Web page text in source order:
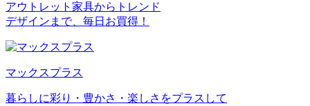
アウトレット家具からトレンド
デザインまで、毎日お買得！
マックスプラス
暮らしに彩り・豊かさ・楽しさをプラスして